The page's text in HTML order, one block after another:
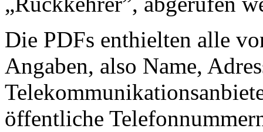
Die PDFs enthielten alle
Angaben, also Name,
öffentliche